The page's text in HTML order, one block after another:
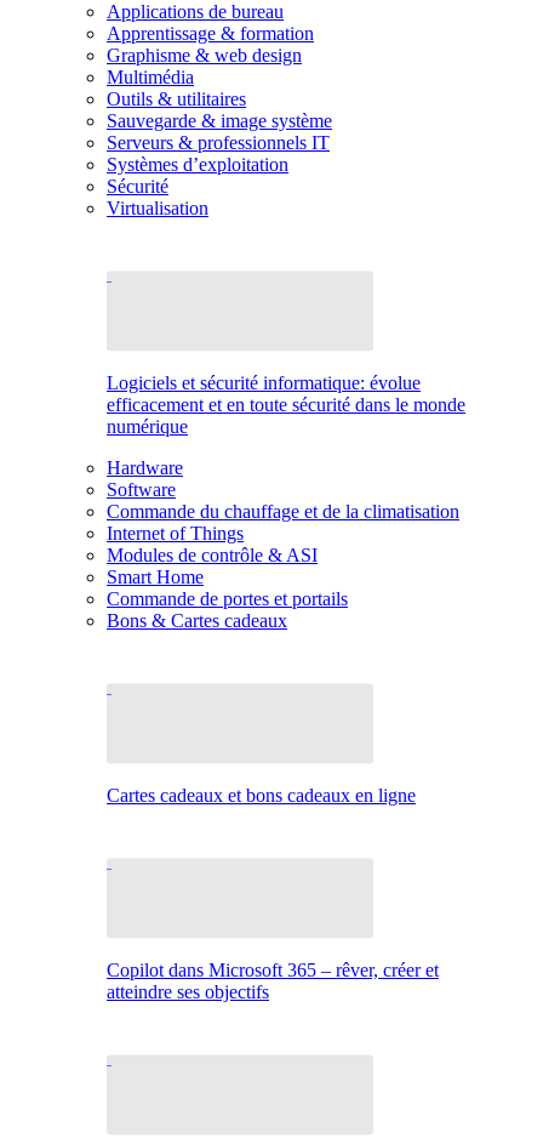
Applications de bureau
Apprentissage & formation
Graphisme & web design
Multimédia
Outils & utilitaires
Sauvegarde & image système
Serveurs & professionnels IT
Systèmes d’exploitation
Sécurité
Virtualisation
Logiciels et sécurité informatique: évolue
efficacement et en toute sécurité dans le monde
numérique
Hardware
Software
Commande du chauffage et de la climatisation
Internet of Things
Modules de contrôle & ASI
Smart Home
Commande de portes et portails
Bons & Cartes cadeaux
Cartes cadeaux et bons cadeaux en ligne
Copilot dans Microsoft 365 – rêver, créer et
atteindre ses objectifs